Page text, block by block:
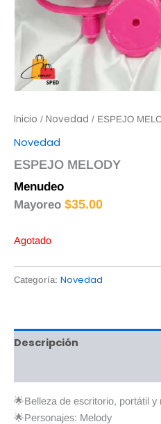
Inicio / Novedad / ESPEJO
Novedad
ESPEJO MELODY
Menudeo
Mayoreo $35.00
Agotado
Categoría: Novedad
Descripción
🌟Belleza de escritorio, portátil y
🌟Personajes: Melody